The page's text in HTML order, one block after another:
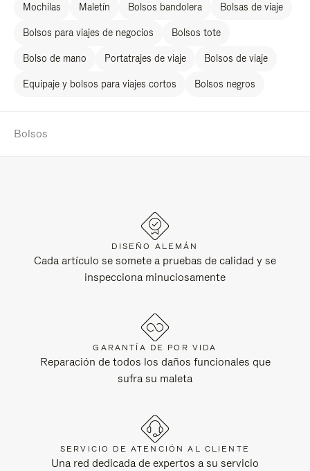
Mochilas Maletín Bolsos bandolera Bolsas de viaje
Bolsos para viajes de negocios Bolsos tote
Bolso de mano Portatrajes de viaje Bolsos de viaje
Equipaje y bolsos para viajes cortos Bolsos negros
Bolsos
DISEÑO ALEMÁN
Cada artículo se somete a pruebas de calidad y se
inspecciona minuciosamente
GARANTÍA DE POR VIDA
Reparación de todos los daños funcionales que
sufra su maleta
SERVICIO DE ATENCIÓN AL CLIENTE
Una red dedicada de expertos a su servicio